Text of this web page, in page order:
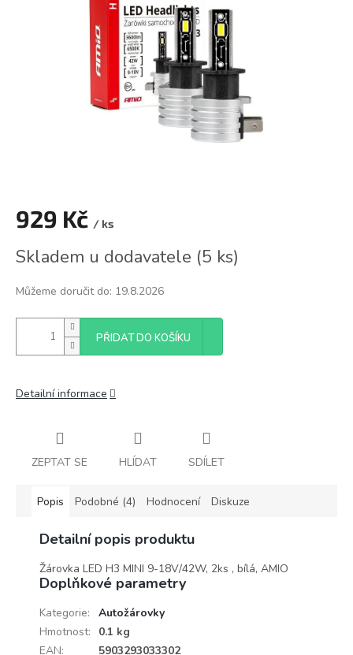
929 Kč / ks
cena:
Skladem u dodavatele (5 ks)
Můžeme doručit do: 19.8.2026
PŘIDAT DO KOŠÍKU
Detailní informace
ZEPTAT SE HLÍDAT SDÍLET
Popis Podobné (4) Hodnocení Diskuze
Detailní popis produktu
Žárovka LED H3 MINI 9-18V/42W, 2ks , bílá, AMIO
Doplňkové parametry
Kategorie:
Autožárovky
Hmotnost:
0.1 kg
EAN: 5903293033302